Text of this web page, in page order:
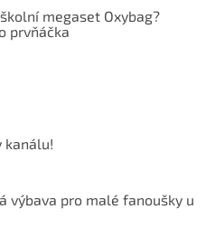
megaset Oxybag?
prvňáčka
kanálu!
výbava pro malé fanoušky u